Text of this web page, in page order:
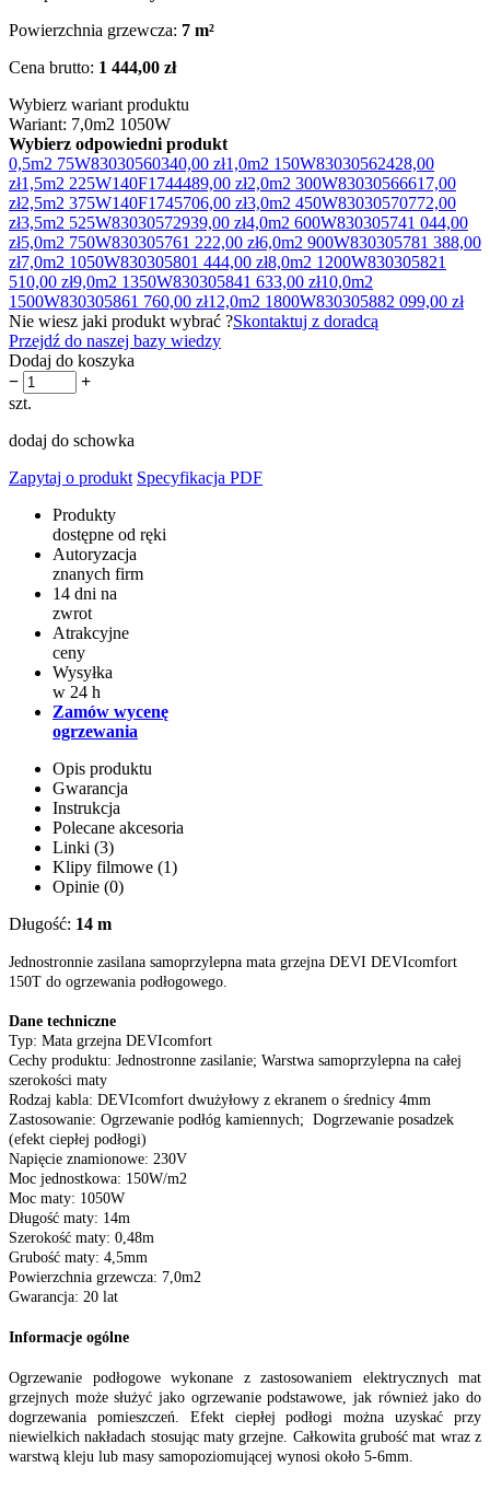
Powierzchnia grzewcza: 7 m²
Cena brutto: 1 444,00 zł
Wybierz wariant produktu
Wariant: 7,0m2 1050W
Wybierz odpowiedni produkt
0,5m2 75W83030560340,00 zł1,0m2 150W83030562428,00
zł1,5m2 225W140F1744489,00 zł2,0m2 300W83030566617,00
zł2,5m2 375W140F1745706,00 zł3,0m2 450W83030570772,00
zł3,5m2 525W83030572939,00 zł4,0m2 600W830305741 044,00
zł5,0m2 750W830305761 222,00 zł6,0m2 900W830305781 388,00
zł7,0m2 1050W830305801 444,00 zł8,0m2 1200W830305821
510,00 zł9,0m2 1350W830305841 633,00 zł10,0m2
1500W830305861 760,00 zł12,0m2 1800W830305882 099,00 zł
Nie wiesz jaki produkt wybrać ?Skontaktuj z doradcą
Przejdź do naszej bazy wiedzy
Dodaj do koszyka
−
+
szt.
dodaj do schowka
Zapytaj o produkt Specyfikacja PDF
Produkty
dostępne od ręki
Autoryzacja
znanych firm
14 dni na
zwrot
Atrakcyjne
ceny
Wysyłka
w 24 h
Zamów wycenę
ogrzewania
Opis produktu
Gwarancja
Instrukcja
Polecane akcesoria
Linki (3)
Klipy filmowe (1)
Opinie (0)
Długość: 14 m
Jednostronnie zasilana samoprzylepna mata grzejna DEVI DEVIcomfort
150T do ogrzewania podłogowego.
Dane techniczne
Typ: Mata grzejna DEVIcomfort
Cechy produktu: Jednostronne zasilanie; Warstwa samoprzylepna na całej
szerokości maty
Rodzaj kabla: DEVIcomfort dwużyłowy z ekranem o średnicy 4mm
Zastosowanie: Ogrzewanie podłóg kamiennych; Dogrzewanie posadzek
(efekt ciepłej podłogi)
Napięcie znamionowe: 230V
Moc jednostkowa: 150W/m2
Moc maty: 1050W
Długość maty: 14m
Szerokość maty: 0,48m
Grubość maty: 4,5mm
Powierzchnia grzewcza: 7,0m2
Gwarancja: 20 lat
Informacje ogólne
Ogrzewanie podłogowe wykonane z zastosowaniem elektrycznych mat
grzejnych może służyć jako ogrzewanie podstawowe, jak również jako do
dogrzewania pomieszczeń. Efekt ciepłej podłogi można uzyskać przy
niewielkich nakładach stosując maty grzejne. Całkowita grubość mat wraz z
warstwą kleju lub masy samopoziomującej wynosi około 5-6mm.